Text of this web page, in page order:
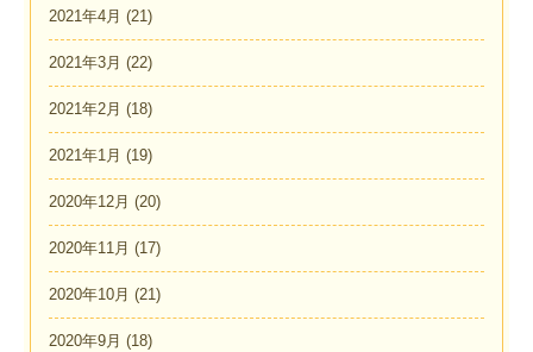
2021年4月 (21)
2021年3月 (22)
2021年2月 (18)
2021年1月 (19)
2020年12月 (20)
2020年11月 (17)
2020年10月 (21)
2020年9月 (18)